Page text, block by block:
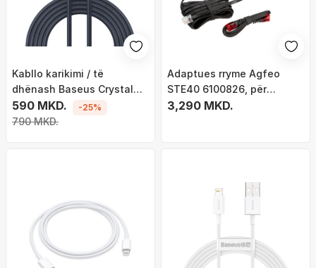
Kabllo karikimi / të
dhënash Baseus Crystal
Shine Series USB-A - USB-
C, 100W, 2m, e zezë
590 MKD.
790 MKD.
-25%
Adaptues rryme Agfeo
STE40 6100826, për
telefonat ST40 ST42
3,290 MKD.